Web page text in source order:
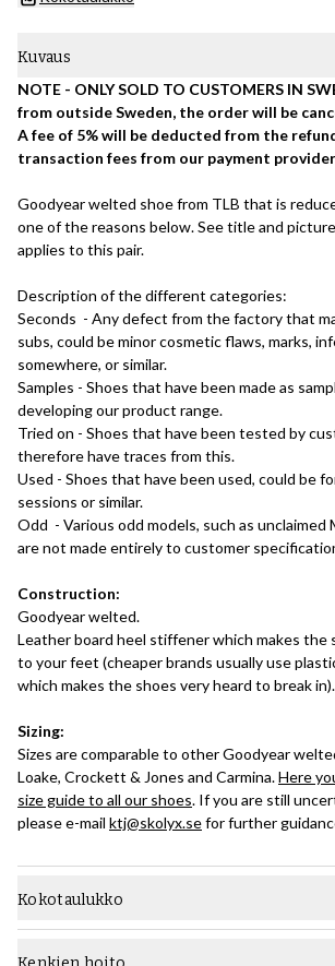
Kuvaus
NOTE - ONLY SOLD TO CUSTOMERS IN
from outside Sweden, the order will be
A fee of 5% will be deducted from the
transaction fees from our payment
Goodyear welted shoe from TLB that is
one of the reasons below. See title and
applies to this pair.
Description of the different categories:
Seconds - Any defect from the factory that
subs, could be minor cosmetic flaws, marks,
somewhere, or similar.
Samples - Shoes that have been made as
developing our product range.
Tried on - Shoes that have been tested by
therefore have traces from this.
Used - Shoes that have been used, could be
sessions or similar.
Odd - Various odd models, such as
are not made entirely to customer
Construction:
Goodyear welted.
Leather board heel stiffener which makes the
to your feet (cheaper brands usually use
which makes the shoes very heard to break in).
Sizing:
Sizes are comparable to other Goodyear
Loake, Crockett & Jones and Carmina.Here
size guide to all our shoes. If you are still
please e-mail ktj@skolyx.sefor further
Kokotaulukko